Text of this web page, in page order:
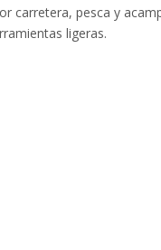
carretera, pesca y
ligeras.